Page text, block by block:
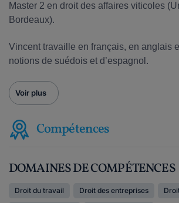
Master 2 en droit des affaires viticoles
Bordeaux).
Vincent travaille en français, en anglais
notions de suédois et d’espagnol.
Voir plus
Compétences
DOMAINES DE COMPÉTENCES
Droit du travail Droit des entreprises